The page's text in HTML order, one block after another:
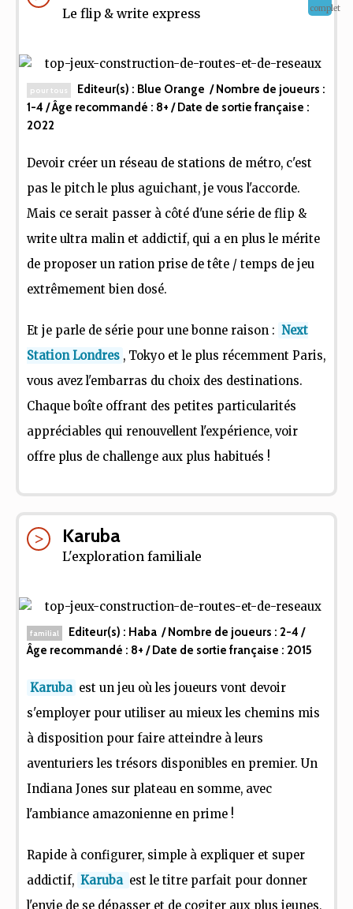
Le flip & write express
pour tous Editeur(s) : Blue Orange / Nombre de joueurs :
1-4 / Âge recommandé : 8+ / Date de sortie française :
2022
Devoir créer un réseau de stations de métro, c'est
pas le pitch le plus aguichant, je vous l'accorde.
Mais ce serait passer à côté d'une série de flip &
write ultra malin et addictif, qui a en plus le mérite
de proposer un ration prise de tête / temps de jeu
extrêmement bien dosé.
Et je parle de série pour une bonne raison : Next
Station Londres , Tokyo et le plus récemment Paris,
vous avez l'embarras du choix des destinations.
Chaque boîte offrant des petites particularités
appréciables qui renouvellent l'expérience, voir
offre plus de challenge aux plus habitués !
Karuba
L'exploration familiale
familial Editeur(s) : Haba / Nombre de joueurs : 2-4 /
Âge recommandé : 8+ / Date de sortie française : 2015
Karuba est un jeu où les joueurs vont devoir
s'employer pour utiliser au mieux les chemins mis
à disposition pour faire atteindre à leurs
aventuriers les trésors disponibles en premier. Un
Indiana Jones sur plateau en somme, avec
l'ambiance amazonienne en prime !
Rapide à configurer, simple à expliquer et super
addictif, Karuba est le titre parfait pour donner
l'envie de se dépasser et de cogiter aux plus jeunes,